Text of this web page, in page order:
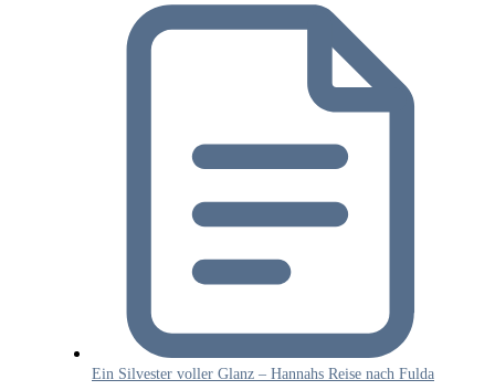
Ein Silvester voller Glanz – Hannahs Reise nach Fulda